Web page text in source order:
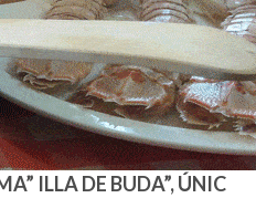
ILLA DE BUDA”, ÚNIC